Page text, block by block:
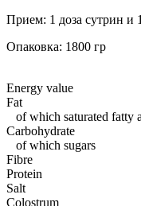
Прием: 1 доза сутрин и
Опаковка: 1800 гр
Energy value
Fat
of which saturated fatty
Carbohydrate
of which sugars
Fibre
Protein
Salt
Colostrum